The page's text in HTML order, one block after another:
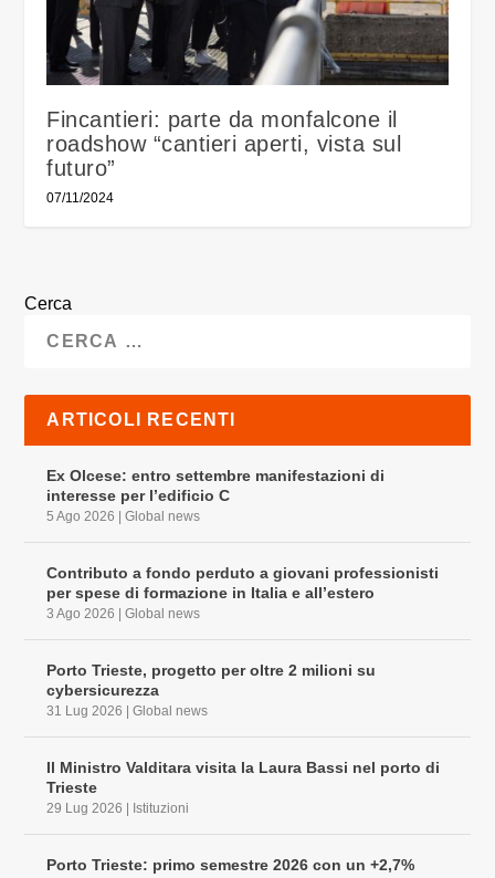
Fincantieri: parte da monfalcone il
roadshow “cantieri aperti, vista sul
futuro”
07/11/2024
Cerca
ARTICOLI RECENTI
Ex Olcese: entro settembre manifestazioni di
interesse per l’edificio C
5 Ago 2026 |Global news
Contributo a fondo perduto a giovani professionisti
per spese di formazione in Italia e all’estero
3 Ago 2026 |Global news
Porto Trieste, progetto per oltre 2 milioni su
cybersicurezza
31 Lug 2026 |Global news
Il Ministro Valditara visita la Laura Bassi nel porto di
Trieste
29 Lug 2026 Istituzioni
Porto Trieste: primo semestre 2026 con un +2,7%